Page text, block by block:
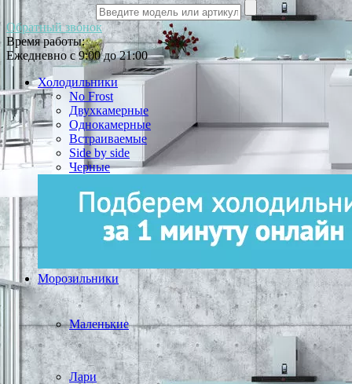
Обратный звонок
Время работы:
Ежедневно с 9:00 до 21:00
Холодильники
No Frost
Двухкамерные
Однокамерные
Встраиваемые
Side by side
Черные
Морозильники
Маленькие
Лари